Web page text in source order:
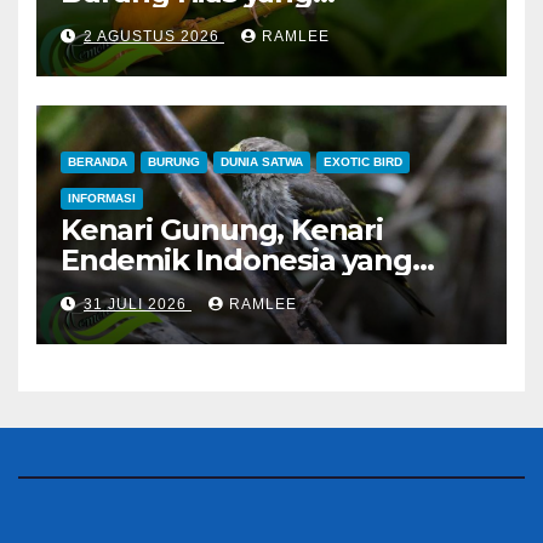
Menguntungkan
2 AGUSTUS 2026 RAMLEE
BERANDA BURUNG DUNIA SATWA EXOTIC BIRD
INFORMASI
Kenari Gunung, Kenari
Endemik Indonesia yang
Sangat Sulit Dipelihara
31 JULI 2026 RAMLEE